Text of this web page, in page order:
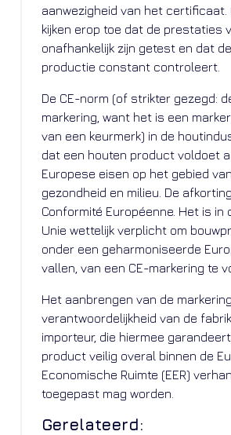
aanwezigheid van het certificaat.
kijken erop toe dat de prestaties
onafhankelijk zijn getest en dat
productie constant controleert.
De CE-norm (of strikter gezegd:
markering, want het is een
van een keurmerk) in de
dat een houten product voldoet
Europese eisen op het gebied
gezondheid en milieu. De
Conformité Européenne. Het is in
Unie wettelijk verplicht om
onder een geharmoniseerde
vallen, van een CE-markering te
Het aanbrengen van de
verantwoordelijkheid van de
importeur, die hiermee
product veilig overal binnen de
Economische Ruimte (EER)
toegepast mag worden.
Gerelateerd: